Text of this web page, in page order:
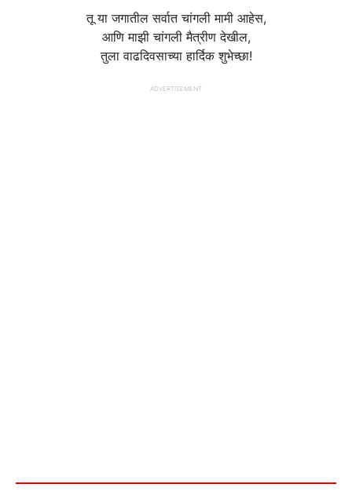
तू या जगातील सर्वात चांगली मामी आहेस,
आणि माझी चांगली मैत्रीण देखील,
तुला वाढदिवसाच्या हार्दिक शुभेच्छा!
ADVERTISEMENT